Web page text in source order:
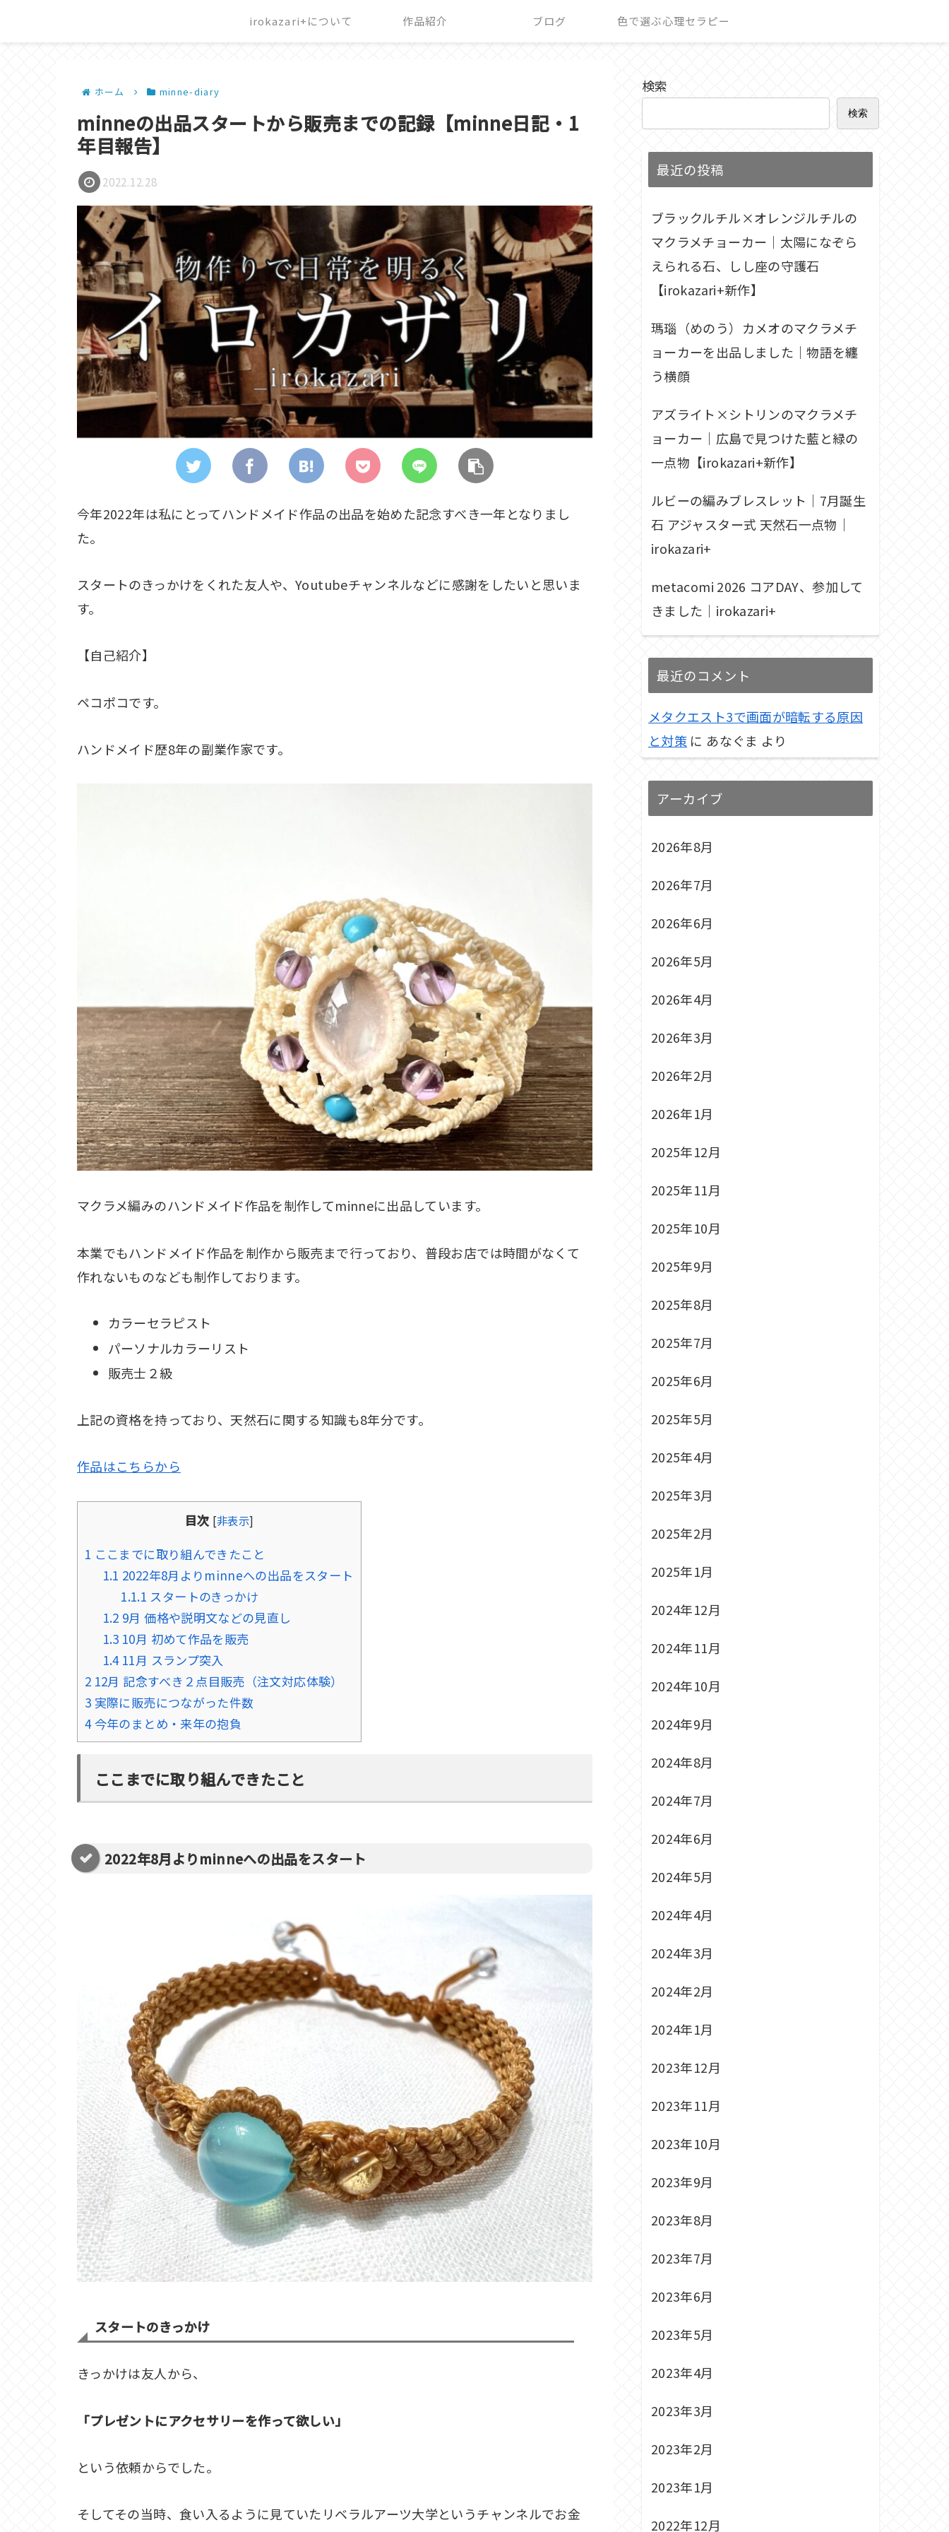
irokazari+について 作品紹介 ブログ 色で選ぶ心理セラピー
ホーム minne-diary
minneの出品スタートから販売までの記録【minne日記・1
年目報告】
2022.12.28
今年2022年は私にとってハンドメイド作品の出品を始めた記念すべき一年となりまし
た。
スタートのきっかけをくれた友人や、Youtubeチャンネルなどに感謝をしたいと思いま
す。
【自己紹介】
ペコポコです。
ハンドメイド歴8年の副業作家です。
マクラメ編みのハンドメイド作品を制作してminneに出品しています。
本業でもハンドメイド作品を制作から販売まで行っており、普段お店では時間がなくて
作れないものなども制作しております。
カラーセラピスト
パーソナルカラーリスト
販売士２級
上記の資格を持っており、天然石に関する知識も8年分です。
作品はこちらから
目次 [非表示]
1 ここまでに取り組んできたこと
1.1 2022年8月よりminneへの出品をスタート
1.1.1 スタートのきっかけ
1.2 9月 価格や説明文などの見直し
1.3 10月 初めて作品を販売
1.411月 スランプ突入
2 12月 記念すべき２点目販売（注文対応体験）
3 実際に販売につながった件数
4今年のまとめ・来年の抱負
ここまでに取り組んできたこと
2022年8月よりminneへの出品をスタート
スタートのきっかけ
きっかけは友人から、
「プレゼントにアクセサリーを作って欲しい」
という依頼からでした。
そしてその当時、食い入るように見ていたリベラルアーツ大学というチャンネルでお金
検索
検索
最近の投稿
ブラックルチル×オレンジルチルの
マクラメチョーカー｜太陽になぞら
えられる石、しし座の守護石
【irokazari+新作】
瑪瑙（めのう）カメオのマクラメチ
ョーカーを出品しました｜物語を纏
う横顔
アズライト×シトリンのマクラメチ
ョーカー｜広島で見つけた藍と緑の
一点物【irokazari+新作】
ルビーの編みブレスレット｜7月誕生
石 アジャスター式 天然石一点物｜
irokazari+
metacomi 2026 コアDAY、参加して
きました｜irokazari+
最近のコメント
メタクエスト3で画面が暗転する原因
と対策 に あなぐま より
アーカイブ
2026年8月
2026年7月
2026年6月
2026年5月
2026年4月
2026年3月
2026年2月
2026年1月
2025年12月
2025年11月
2025年10月
2025年9月
2025年8月
2025年7月
2025年6月
2025年5月
2025年4月
2025年3月
2025年2月
2025年1月
2024年12月
2024年11月
2024年10月
2024年9月
2024年8月
2024年7月
2024年6月
2024年5月
2024年4月
2024年3月
2024年2月
2024年1月
2023年12月
2023年11月
2023年10月
2023年9月
2023年8月
2023年7月
2023年6月
2023年5月
2023年4月
2023年3月
2023年2月
2023年1月
2022年12月